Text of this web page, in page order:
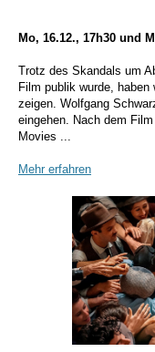
Mo, 16.12., 17h30 und
Trotz des Skandals um
Film publik wurde,
zeigen. Wolfgang
eingehen. Nach dem
Movies ...
Mehr erfahren